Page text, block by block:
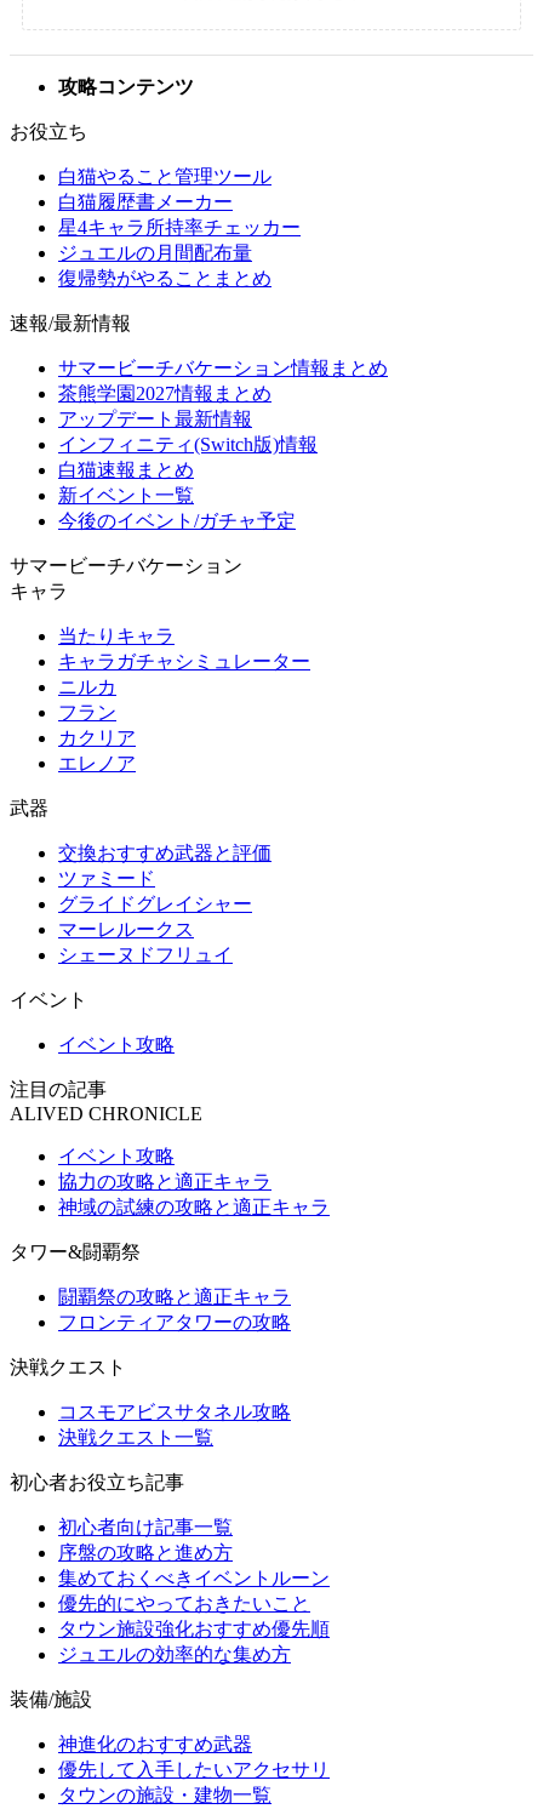
攻略コンテンツ
お役立ち
白猫やること管理ツール
白猫履歴書メーカー
星4キャラ所持率チェッカー
ジュエルの月間配布量
復帰勢がやることまとめ
速報/最新情報
サマービーチバケーション情報まとめ
茶熊学園2027情報まとめ
アップデート最新情報
インフィニティ(Switch版)情報
白猫速報まとめ
新イベント一覧
今後のイベント/ガチャ予定
サマービーチバケーション
キャラ
当たりキャラ
キャラガチャシミュレーター
ニルカ
フラン
カクリア
エレノア
武器
交換おすすめ武器と評価
ツァミード
グライドグレイシャー
マーレルークス
シェーヌドフリュイ
イベント
イベント攻略
注目の記事
ALIVED CHRONICLE
イベント攻略
協力の攻略と適正キャラ
神域の試練の攻略と適正キャラ
タワー&闘覇祭
闘覇祭の攻略と適正キャラ
フロンティアタワーの攻略
決戦クエスト
コスモアビスサタネル攻略
決戦クエスト一覧
初心者お役立ち記事
初心者向け記事一覧
序盤の攻略と進め方
集めておくべきイベントルーン
優先的にやっておきたいこと
タウン施設強化おすすめ優先順
ジュエルの効率的な集め方
装備/施設
神進化のおすすめ武器
優先して入手したいアクセサリ
タウンの施設・建物一覧